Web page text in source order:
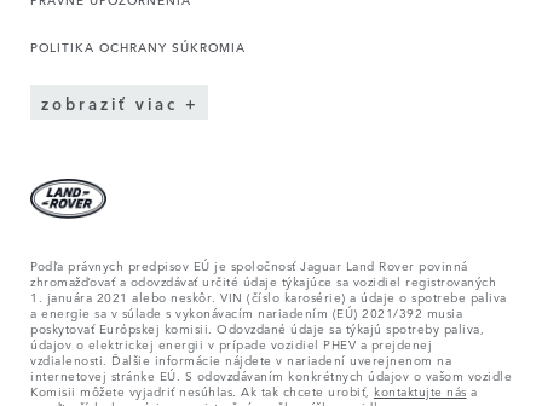
POLITIKA OCHRANY SÚKROMIA
zobraziť viac
Podľa právnych predpisov EÚ je spoločnosť Jaguar Land Rover povinná
zhromažďovať a odovzdávať určité údaje týkajúce sa vozidiel registrovaných
1. januára 2021 alebo neskôr. VIN (číslo karosérie) a údaje o spotrebe paliva
a energie sa v súlade s vykonávacím nariadením (EÚ) 2021/392 musia
poskytovať Európskej komisii. Odovzdané údaje sa týkajú spotreby paliva,
údajov o elektrickej energii v prípade vozidiel PHEV a prejdenej
vzdialenosti. Ďalšie informácie nájdete v nariadení uverejnenom na
internetovej stránke EÚ. S odovzdávaním konkrétnych údajov o vašom vozidle
Komisii môžete vyjadriť nesúhlas. Ak tak chcete urobiť, kontaktujte nás a